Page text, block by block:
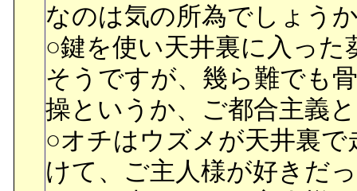
展のポスターと絵本「マ
之は、遙を病院から連れ
を見ていられなかった両
う。
■意気消沈してしまった
生きているんでしょと最
なのは気の所為でしょう
○鍵を使い天井裏に入っ
そうですが、幾ら難でも
操というか、ご都合主義
○オチはウズメが天井裏
けて、ご主人様が好きだ